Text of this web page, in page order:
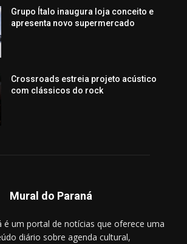
Grupo Ítalo inaugura loja conceito e
apresenta novo supermercado
Crossroads estreia projeto acústico
com clássicos do rock
Mural do Paraná
é um portal de notícias que oferece uma
diário sobre agenda cultural,